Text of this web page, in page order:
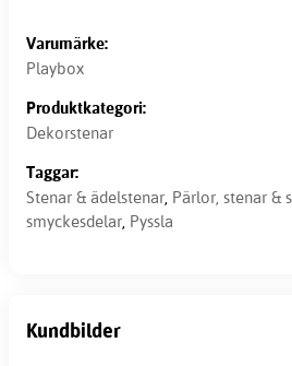
Varumärke:
Playbox
Produktkategori:
Dekorstenar
Taggar:
Stenar & ädelstenar, Pärlor, stenar &
smyckesdelar, Pyssla
Kundbilder